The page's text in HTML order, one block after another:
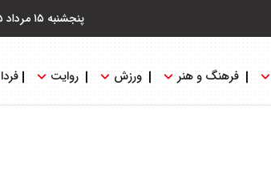
پنجشنبه ۱۵ مرداد ۱۴۰۵
فرهنگ و هنر ورزش روایت فردا